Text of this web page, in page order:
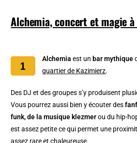
Alchemia, concert et magie à
Alchemia est un bar mythique
quartier de Kazimierz.
Des DJ et des groupes s’y produisent
Vous pourrez aussi bien y écouter des
funk, de la musique klezmerou du hip-
est assez petite ce qui permet une
assez rare et chaleureuse.